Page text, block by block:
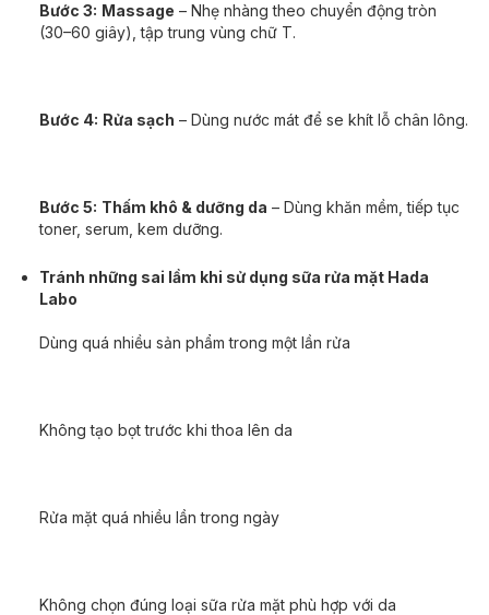
Bước 3: Massage – Nhẹ nhàng theo chuyển động tròn
(30–60 giây), tập trung vùng chữ T.
Bước 4: Rửa sạch – Dùng nước mát để se khít lỗ chân lông.
Bước 5: Thấm khô & dưỡng da – Dùng khăn mềm, tiếp tục
toner, serum, kem dưỡng.
Tránh những sai lầm khi sử dụng sữa rửa mặt Hada
Labo
Dùng quá nhiều sản phẩm trong một lần rửa
Không tạo bọt trước khi thoa lên da
Rửa mặt quá nhiều lần trong ngày
Không chọn đúng loại sữa rửa mặt phù hợp với da